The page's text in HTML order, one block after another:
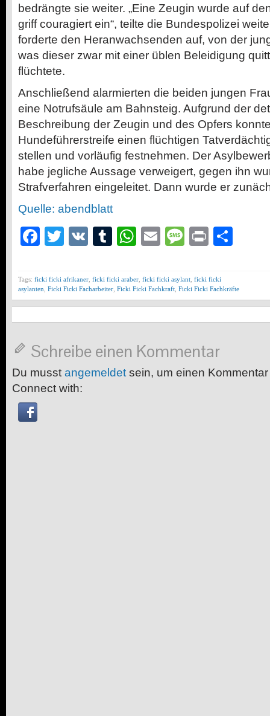
bedrängte sie weiter. „Eine Zeugin wurde auf
griff couragiert ein“, teilte die Bundespolizei
forderte den Heranwachsenden auf, von der
was dieser zwar mit einer üblen Beleidigung
flüchtete.
Anschließend alarmierten die beiden jungen
eine Notrufsäule am Bahnsteig. Aufgrund der
Beschreibung der Zeugin und des Opfers
Hundeführerstreife einen flüchtigen
stellen und vorläufig festnehmen. Der
habe jegliche Aussage verweigert, gegen ihn
Strafverfahren eingeleitet. Dann wurde er
Quelle: abendblatt
Facebook
Twitter
VK Tumblr
WhatsApp
EmailMessage
Print
Tags: ficki ficki afrikaner ficki ficki araber ficki ficki asylant ficki ficki
asylanten Ficki Ficki Facharbeiter Ficki Ficki Fachkraft Ficki Ficki Fachkräfte
Schreibe einen Kommentar
Du musst angemeldet sein, um einen
Connect with: